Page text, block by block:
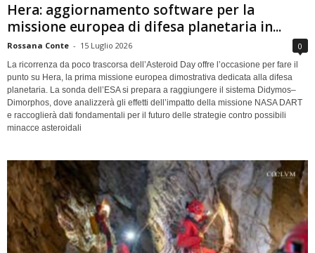
Hera: aggiornamento software per la
missione europea di difesa planetaria in...
Rossana Conte - 15 Luglio 2026 0
La ricorrenza da poco trascorsa dell’Asteroid Day offre l’occasione per fare il
punto su Hera, la prima missione europea dimostrativa dedicata alla difesa
planetaria. La sonda dell’ESA si prepara a raggiungere il sistema Didymos–
Dimorphos, dove analizzerà gli effetti dell’impatto della missione NASA DART
e raccoglierà dati fondamentali per il futuro delle strategie contro possibili
minacce asteroidali